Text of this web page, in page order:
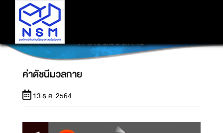
ค่าดัชนีมวลกาย
ค่าดัชนีมวลกาย
13 ธ.ค. 2564